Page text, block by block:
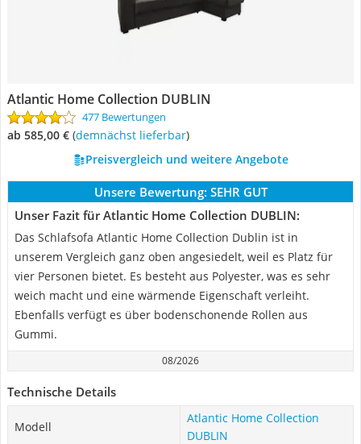
Atlantic Home Collection DUBLIN
477 Bewertungen
ab 585,00 € ( Demnächst lieferbar)
Preisvergleich und weitere Angebote
Unsere Bewertung: SEHR GUT
Unser Fazit für Atlantic Home Collection DUBLIN:
Das Schlafsofa Atlantic Home Collection Dublin ist in
unserem Vergleich ganz oben angesiedelt, weil es Platz für
vier Personen bietet. Es besteht aus Polyester, was es sehr
weich macht und eine wärmende Eigenschaft verleiht.
Ebenfalls verfügt es über bodenschonende Rollen aus
Gummi.
08/2026
Technische Details
Modell
Atlantic Home Collection
DUBLIN